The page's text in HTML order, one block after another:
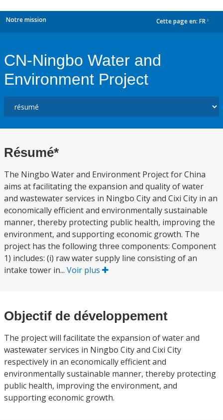
Notre mission Cette page en: FR
CN-Ningbo Water and
Environment Project
Résumé*
The Ningbo Water and Environment Project for China
aims at facilitating the expansion and quality of water
and wastewater services in Ningbo City and Cixi City in an
economically efficient and environmentally sustainable
manner, thereby protecting public health, improving the
environment, and supporting economic growth. The
project has the following three components: Component
1) includes: (i) raw water supply line consisting of an
intake tower in... Voir plus
Objectif de développement
The project will facilitate the expansion of water and
wastewater services in Ningbo City and Cixi City
respectively in an economically efficient and
environmentally sustainable manner, thereby protecting
public health, improving the environment, and
supporting economic growth.